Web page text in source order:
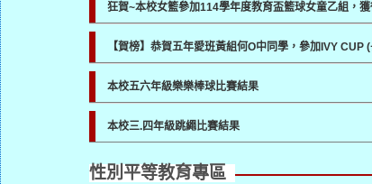
狂賀~本校女籃參加114學年度教育盃籃球女童乙組，
【賀榜】恭賀五年愛班黃組何O中同學，參加IVY
本校五六年級樂樂棒球比賽結果
本校三.四年級跳繩比賽結果
性別平等教育專區